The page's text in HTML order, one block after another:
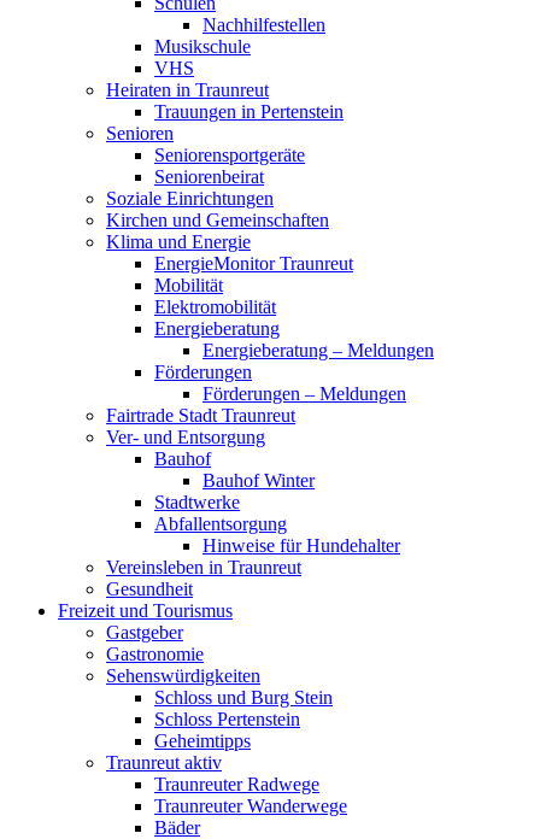
Nachhilfestellen
Musikschule
VHS
Heiraten in Traunreut
Trauungen in Pertenstein
Senioren
Seniorensportgeräte
Seniorenbeirat
Soziale Einrichtungen
Kirchen und Gemeinschaften
Klima und Energie
EnergieMonitor Traunreut
Mobilität
Elektromobilität
Energieberatung
Energieberatung – Meldungen
Förderungen
Förderungen – Meldungen
Fairtrade Stadt Traunreut
Ver- und Entsorgung
Bauhof
Bauhof Winter
Stadtwerke
Abfallentsorgung
Hinweise für Hundehalter
Vereinsleben in Traunreut
Gesundheit
Freizeit und Tourismus
Gastgeber
Gastronomie
Sehenswürdigkeiten
Schloss und Burg Stein
Schloss Pertenstein
Geheimtipps
Traunreut aktiv
Traunreuter Radwege
Traunreuter Wanderwege
Bäder